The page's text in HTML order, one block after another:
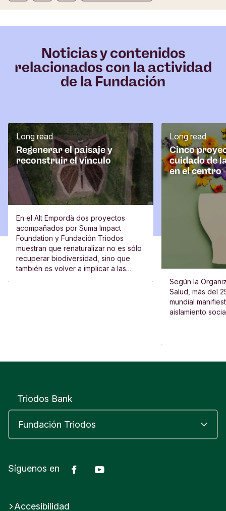
Noticias y contenidos
relacionados con la actividad
de la Fundación
Regenerar el paisaje y
reconstruir el vínculo
Long read
En el Alt Empordà dos proyectos
acompañados por Suma Impact
Foundation y Fundación Triodos
muestran que renaturalizar no es sólo
recuperar biodiversidad, sino que
también es volver a implicar a las
Cinco
cuidado de
en el centro
Long read
Según la
Salud, más del
mundial
aislamiento
Triodos Bank
Síguenos en Facebook
Accesibilidad